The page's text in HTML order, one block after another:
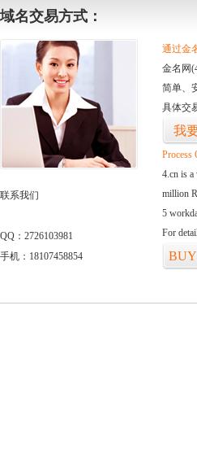
域名交易方式：
联系我们
QQ：2726103981
手机：18107458854
通过金
金名网
简单、
具体交
我
Process
4.cn is a
million
5
For